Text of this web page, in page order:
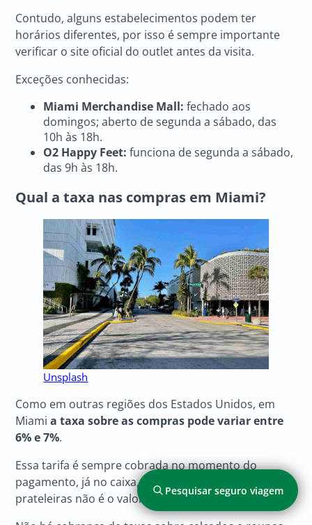
Contudo, alguns estabelecimentos podem ter
horários diferentes, por isso é sempre importante
verificar o site oficial do outlet antes da visita.
Exceções conhecidas:
Miami Merchandise Mall: fechado aos
domingos; aberto de segunda a sábado, das
10h às 18h.
O2 Happy Feet: funciona de segunda a sábado,
das 9h às 18h.
Qual a taxa nas compras em Miami?
Unsplash
Como em outras regiões dos Estados Unidos, em
Miamia taxa sobre as compras pode variar entre
6% e 7%.
Essa tarifa é sempre cobrada no momento do
pagamento, já no caixa, então o preço das
prateleiras não é o valor final pago.
Pesquisar seguro viagem